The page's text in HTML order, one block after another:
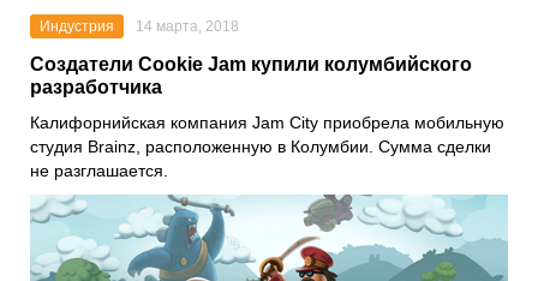
Индустрия 14 марта, 2018
Создатели Cookie Jam купили колумбийского
разработчика
Калифорнийская компания Jam City приобрела мобильную
студия Brainz, расположенную в Колумбии. Сумма сделки
не разглашается.